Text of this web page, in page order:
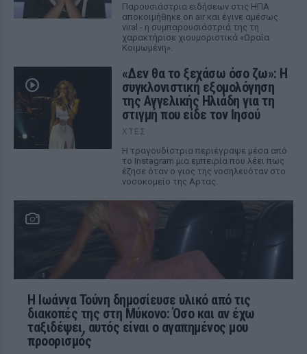
Παρουσιάστρια ειδήσεων στις ΗΠΑ
αποκοιμήθηκε on air και έγινε αμέσως
viral - η συμπαρουσιάστριά της τη
χαρακτήρισε χιουμοριστικά «Ωραία
Κοιμωμένη».
«Δεν θα το ξεχάσω όσο ζω»: Η
συγκλονιστική εξομολόγηση
της Αγγελικής Ηλιάδη για τη
στιγμή που είδε τον Ιησού
ΧΤΕΣ
Η τραγουδίστρια περιέγραψε μέσα από
το Instagram μια εμπειρία που λέει πως
έζησε όταν ο γιος της νοσηλευόταν στο
νοσοκομείο της Αρτας.
Η Ιωάννα Τούνη δημοσίευσε υλικό από τις
διακοπές της στη Μύκονο: Όσο και αν έχω
ταξιδέψει, αυτός είναι ο αγαπημένος μου
προορισμός